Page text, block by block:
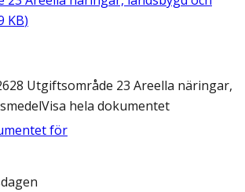
KB)
Utgiftsområde 23 Areella näringar,
Visa hela dokumentet
för